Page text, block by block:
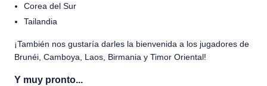
Corea del Sur
Tailandia
¡También nos gustaría darles la bienvenida a los jugadores de
Brunéi, Camboya, Laos, Birmania y Timor Oriental!
Y muy pronto...